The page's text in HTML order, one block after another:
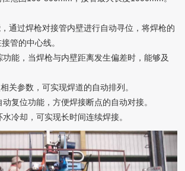
通过焊枪对接管内壁进行自动寻位，将焊枪的
管的中心线。
能，当焊枪与内壁距离发生偏差时，能够及
关参数，可实现焊道的自动排列。
复位功能，方便焊接断点的自动对接。
冷却，可实现长时间连续焊接。